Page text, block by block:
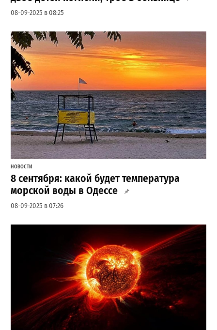
08-09-2025 в 08:25
НОВОСТИ
8 сентября: какой будет температура
морской воды в Одессе
08-09-2025 в 07:26